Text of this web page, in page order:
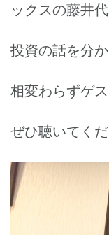
ックスの藤井
投資の話を分
相変わらずゲ
ぜひ聴いてく